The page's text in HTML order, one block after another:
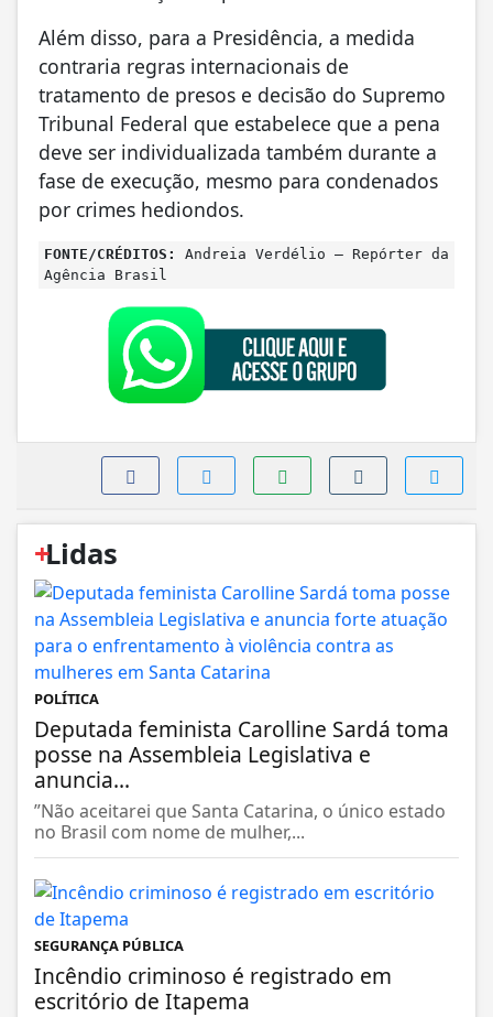
Além disso, para a Presidência, a medida
contraria regras internacionais de
tratamento de presos e decisão do Supremo
Tribunal Federal que estabelece que a pena
deve ser individualizada também durante a
fase de execução, mesmo para condenados
por crimes hediondos.
FONTE/CRÉDITOS:
Andreia Verdélio – Repórter da
Agência Brasil
+
Lidas
POLÍTICA
Deputada feminista Carolline Sardá toma
posse na Assembleia Legislativa e
anuncia...
”Não aceitarei que Santa Catarina, o único estado
no Brasil com nome de mulher,...
SEGURANÇA PÚBLICA
Incêndio criminoso é registrado em
escritório de Itapema